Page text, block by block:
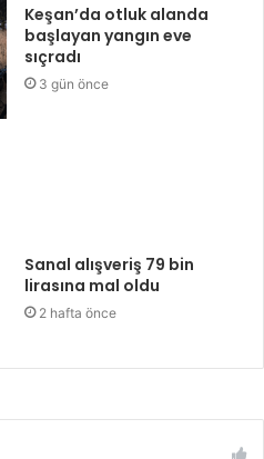
Keşan’da otluk alanda
başlayan yangın eve
sıçradı
3 gün önce
Sanal alışveriş 79 bin
lirasına mal oldu
2 hafta önce